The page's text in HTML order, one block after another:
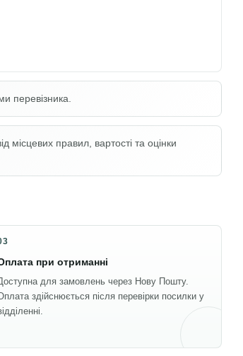
перевізника.
місцевих правил, вартості та оцінки
при отриманні
для замовлень через Нову Пошту.
здійснюється після перевірки посилки у